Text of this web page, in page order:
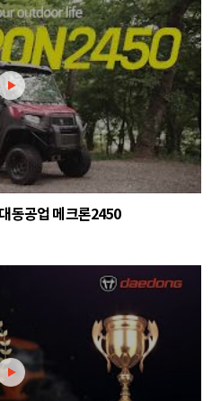
동공업 메크론2450